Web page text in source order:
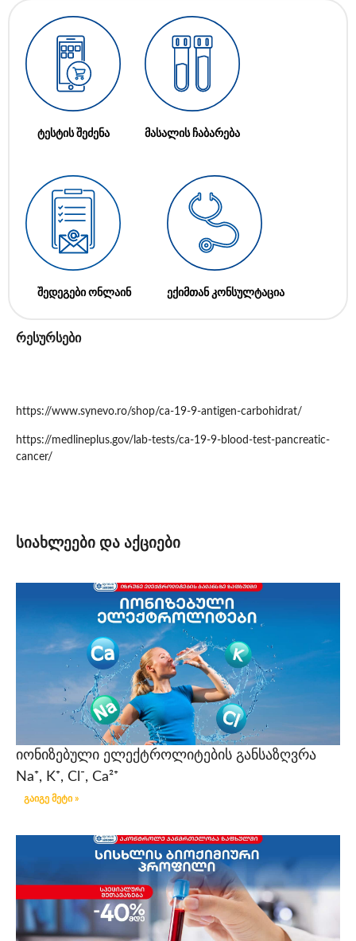
ტესტის შეძენა მასალის ჩაბარება
შედეგები ონლაინ ექიმთან კონსულტაცია
რესურსები
https://www.synevo.ro/shop/ca-19-9-antigen-carbohidrat/
https://medlineplus.gov/lab-tests/ca-19-9-blood-test-pancreatic-
cancer/
სიახლეები და აქციები
იონიზებული ელექტროლიტების განსაზღვრა
Na⁺, K⁺, Cl⁻, Ca²⁺
გაიგე მეტი »